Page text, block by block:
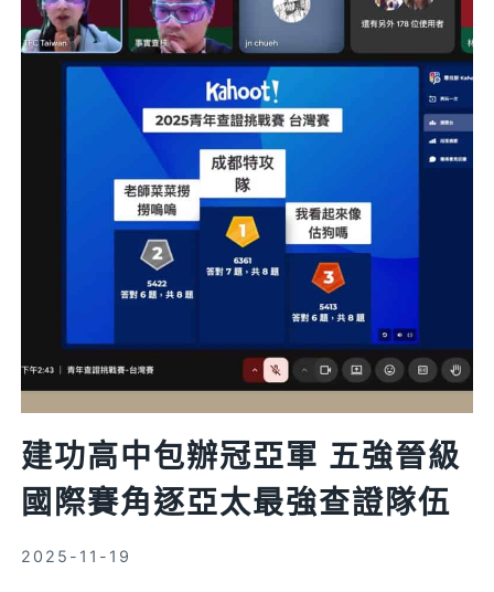
跨
國
獲
消
者
權
益
導
建功高中包辦冠亞軍 五強晉級
國際賽角逐亞太最強查證隊伍
2025-11-19